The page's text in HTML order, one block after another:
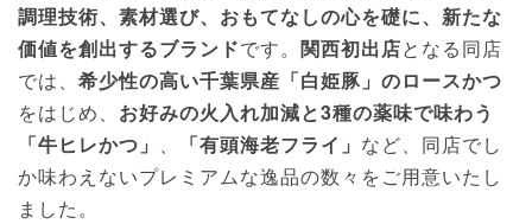
調理技術、素材選び、おもてなしの心を礎に、新たな
価値を創出するブランドです。 関西初出店となる同店
では、 希少性の高い千葉県産「白姫豚」のロースかつ
をはじめ、 お好みの火入れ加減と3種の薬味で味わう
「牛ヒレかつ」 、 「有頭海老フライ」 など、同店でし
か味わえないプレミアムな逸品の数々をご用意いたし
ました。